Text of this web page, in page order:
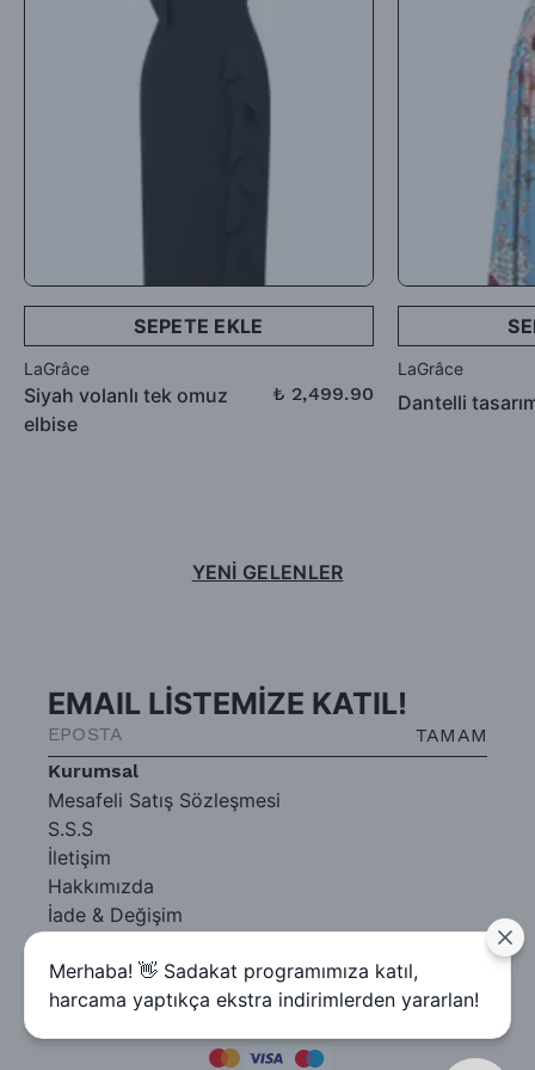
iadesi talep edebilirsiniz.
SEPETE EKLE
LaGrâce
Siyah volanlı tek omuz
elbise
₺ 2,499.90
LaGrâce
Dantelli
YENİ GELENLER
Kurumsal
Mesafeli Satış Sözleşmesi
S.S.S
İletişim
Hakkımızda
İade & Değişim
EMAIL LİSTEMİZE KATIL!
TAMAM
Merhaba! 👋 Sadakat programımıza katıl,
harcama yaptıkça ekstra indirimlerden yararlan!